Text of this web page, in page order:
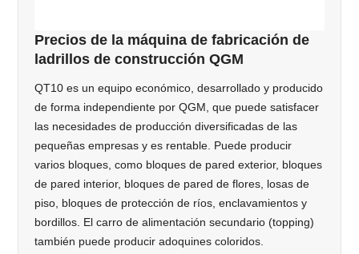
Precios de la máquina de fabricación de
ladrillos de construcción QGM
QT10 es un equipo económico, desarrollado y producido
de forma independiente por QGM, que puede satisfacer
las necesidades de producción diversificadas de las
pequeñas empresas y es rentable. Puede producir
varios bloques, como bloques de pared exterior, bloques
de pared interior, bloques de pared de flores, losas de
piso, bloques de protección de ríos, enclavamientos y
bordillos. El carro de alimentación secundario (topping)
también puede producir adoquines coloridos.